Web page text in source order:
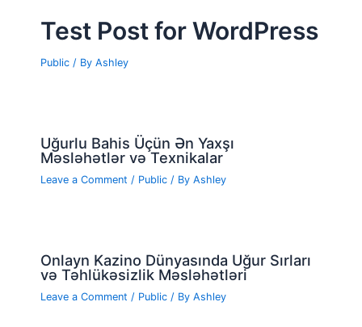
Test Post for WordPress
Public / By Ashley
Uğurlu Bahis Üçün Ən Yaxşı
Məsləhətlər və Texnikalar
Leave a Comment / Public / By Ashley
Onlayn Kazino Dünyasında Uğur Sırları
və Təhlükəsizlik Məsləhətləri
Leave a Comment / Public / By Ashley